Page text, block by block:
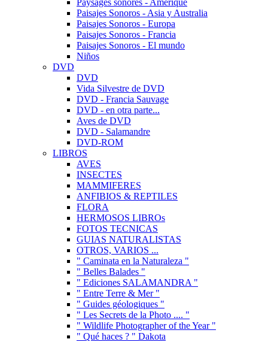
Paysages sonores - Amérique
Paisajes Sonoros - Asia y Australia
Paisajes Sonoros - Europa
Paisajes Sonoros - Francia
Paisajes Sonoros - El mundo
Niños
DVD
DVD
Vida Silvestre de DVD
DVD - Francia Sauvage
DVD - en otra parte...
Aves de DVD
DVD - Salamandre
DVD-ROM
LIBROS
AVES
INSECTES
MAMMIFERES
ANFIBIOS & REPTILES
FLORA
HERMOSOS LIBROs
FOTOS TECNICAS
GUIAS NATURALISTAS
OTROS, VARIOS ...
" Caminata en la Naturaleza "
" Belles Balades "
" Ediciones SALAMANDRA "
" Entre Terre & Mer "
" Guides géologiques "
" Les Secrets de la Photo .... "
" Wildlife Photographer of the Year "
" Qué haces ? " Dakota